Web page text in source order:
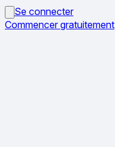
Se connecter
Commencer gratuitement